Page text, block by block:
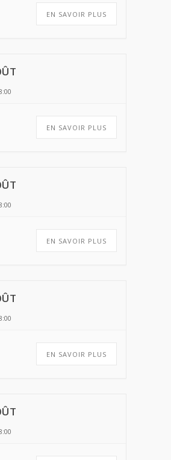
EN SAVOIR PLUS
EN SAVOIR PLUS
EN SAVOIR PLUS
EN SAVOIR PLUS